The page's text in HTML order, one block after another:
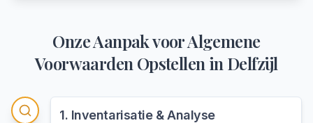
Onze Aanpak voorAlgemene
Voorwaarden Opstellen in Delfzijl
1. Inventarisatie & Analyse